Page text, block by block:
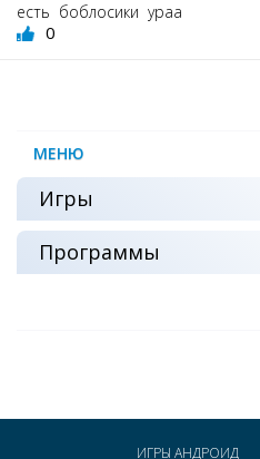
есть боблосики ураа
0
МЕНЮ
Игры
Программы
ИГРЫ АНДРОИД